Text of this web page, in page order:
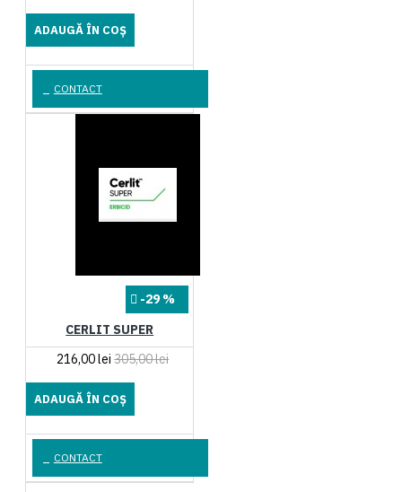
ADAUGĂ ÎN COŞ
CONTACT
-29 %
CERLIT SUPER
216,00 lei 305,00 lei
ADAUGĂ ÎN COŞ
CONTACT